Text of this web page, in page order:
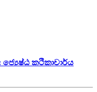
කථිකාචාර්ය